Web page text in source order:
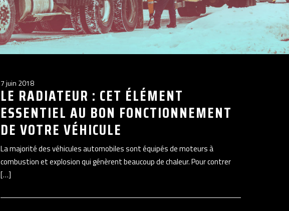
7 juin 2018
LE RADIATEUR : CET ÉLÉMENT
ESSENTIEL AU BON FONCTIONNEMENT
DE VOTRE VÉHICULE
La majorité des véhicules automobiles sont équipés de moteurs à
combustion et explosion qui génèrent beaucoup de chaleur. Pour contrer
[…]